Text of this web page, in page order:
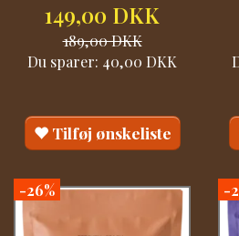
149,00 DKK
189,00 DKK
Du sparer: 40,00 DKK
Tilføj ønskeliste
-26% -